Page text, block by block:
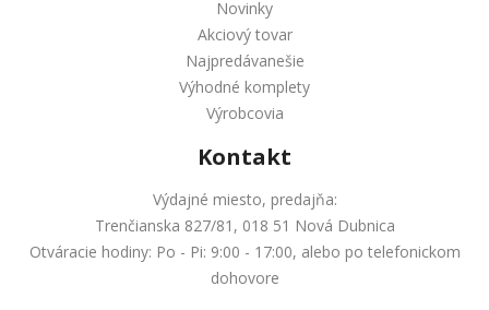
Novinky
Akciový tovar
Najpredávanešie
Výhodné komplety
Výrobcovia
Kontakt
Výdajné miesto, predajňa:
Trenčianska 827/81, 018 51 Nová Dubnica
Otváracie hodiny: Po - Pi: 9:00 - 17:00, alebo po telefonickom
dohovore